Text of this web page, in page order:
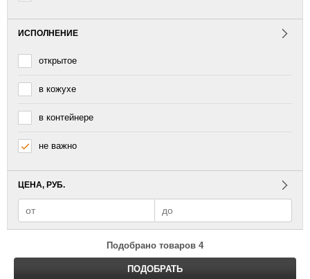
ИСПОЛНЕНИЕ
открытое
в кожухе
в контейнере
не важно
ЦЕНА, РУБ.
Подобрано товаров 4
ПОДОБРАТЬ